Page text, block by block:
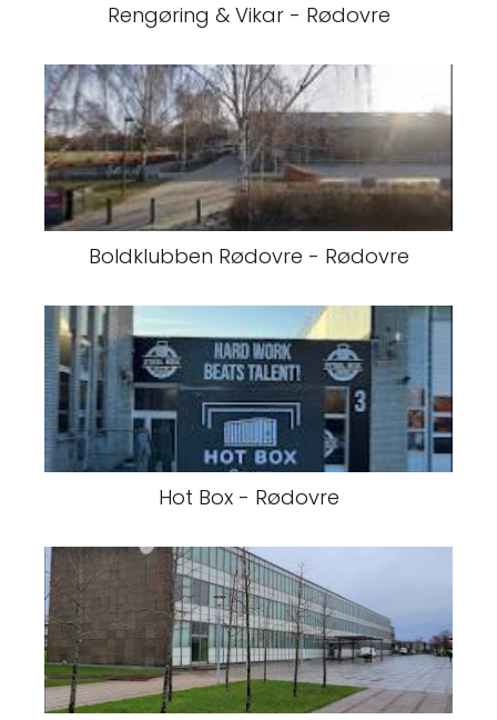
Rengøring & Vikar - Rødovre
Boldklubben Rødovre - Rødovre
Hot Box - Rødovre